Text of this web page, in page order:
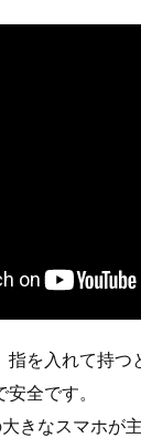
指を入れて持つ
全です。
きなスマホが